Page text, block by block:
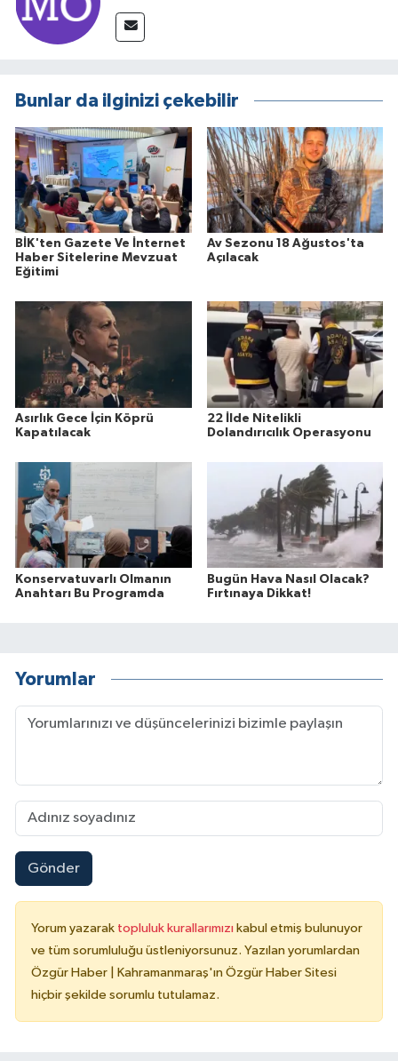
Bunlar da ilginizi çekebilir
BİK'ten Gazete Ve İnternet
Haber Sitelerine Mevzuat
Eğitimi
Av Sezonu 18 Ağustos'ta
Açılacak
Asırlık Gece İçin Köprü
Kapatılacak
22 İlde Nitelikli
Dolandırıcılık Operasyonu
Konservatuvarlı Olmanın
Anahtarı Bu Programda
Bugün Hava Nasıl Olacak?
Fırtınaya Dikkat!
Yorumlar
Gönder
Yorum yazarak topluluk kurallarımızı kabul etmiş bulunuyor
ve tüm sorumluluğu üstleniyorsunuz. Yazılan yorumlardan
Özgür Haber | Kahramanmaraş'ın Özgür Haber Sitesi
hiçbir şekilde sorumlu tutulamaz.